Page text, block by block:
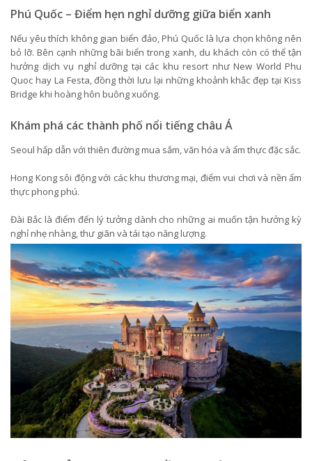
Phú Quốc – Điểm hẹn nghỉ dưỡng giữa biển xanh
Nếu yêu thích không gian biển đảo, Phú Quốc là lựa chọn không nên
bỏ lỡ. Bên cạnh những bãi biển trong xanh, du khách còn có thể tận
hưởng dịch vụ nghỉ dưỡng tại các khu resort như New World Phu
Quoc hay La Festa, đồng thời lưu lại những khoảnh khắc đẹp tại Kiss
Bridge khi hoàng hôn buông xuống.
Khám phá các thành phố nổi tiếng châu Á
Seoul hấp dẫn với thiên đường mua sắm, văn hóa và ẩm thực đặc sắc.
Hong Kong sôi động với các khu thương mại, điểm vui chơi và nền ẩm
thực phong phú.
Đài Bắc là điểm đến lý tưởng dành cho những ai muốn tận hưởng kỳ
nghỉ nhẹ nhàng, thư giãn và tái tạo năng lượng.